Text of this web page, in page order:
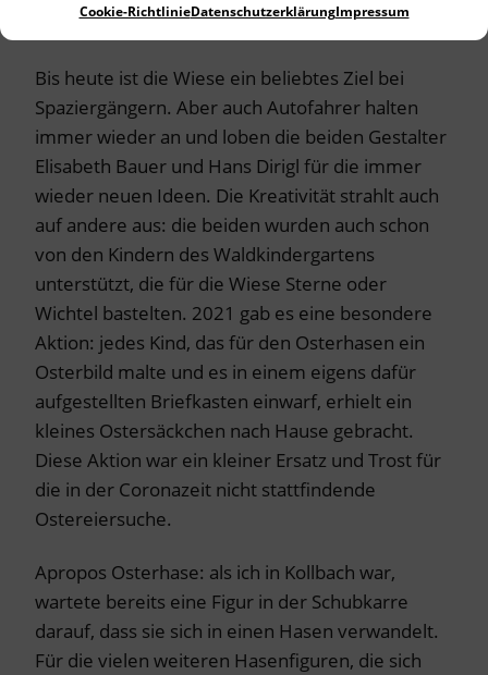
Cookie-RichtlinieDatenschutzerklärungImpressum
gesetzt.
Bis heute ist die Wiese ein beliebtes Ziel bei
Spaziergängern. Aber auch Autofahrer halten
immer wieder an und loben die beiden Gestalter
Elisabeth Bauer und Hans Dirigl für die immer
wieder neuen Ideen. Die Kreativität strahlt auch
auf andere aus: die beiden wurden auch schon
von den Kindern des Waldkindergartens
unterstützt, die für die Wiese Sterne oder
Wichtel bastelten. 2021 gab es eine besondere
Aktion: jedes Kind, das für den Osterhasen ein
Osterbild malte und es in einem eigens dafür
aufgestellten Briefkasten einwarf, erhielt ein
kleines Ostersäckchen nach Hause gebracht.
Diese Aktion war ein kleiner Ersatz und Trost für
die in der Coronazeit nicht stattfindende
Ostereiersuche.
Apropos Osterhase: als ich in Kollbach war,
wartete bereits eine Figur in der Schubkarre
darauf, dass sie sich in einen Hasen verwandelt.
Für die vielen weiteren Hasenfiguren, die sich